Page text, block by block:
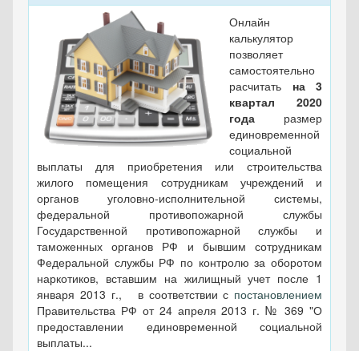
Онлайн
калькулятор
позволяет
самостоятельно
расчитать на 3
квартал 2020
года размер
единовременной
социальной
выплаты для приобретения или строительства
жилого помещения сотрудникам учреждений и
органов уголовно-исполнительной системы,
федеральной противопожарной службы
Государственной противопожарной службы и
таможенных органов РФ и бывшим сотрудникам
Федеральной службы РФ по контролю за оборотом
наркотиков, вставшим на жилищный учет после 1
января 2013 г., в соответствии с постановлением
Правительства РФ от 24 апреля 2013 г. № 369 "О
предоставлении единовременной социальной
выплаты...